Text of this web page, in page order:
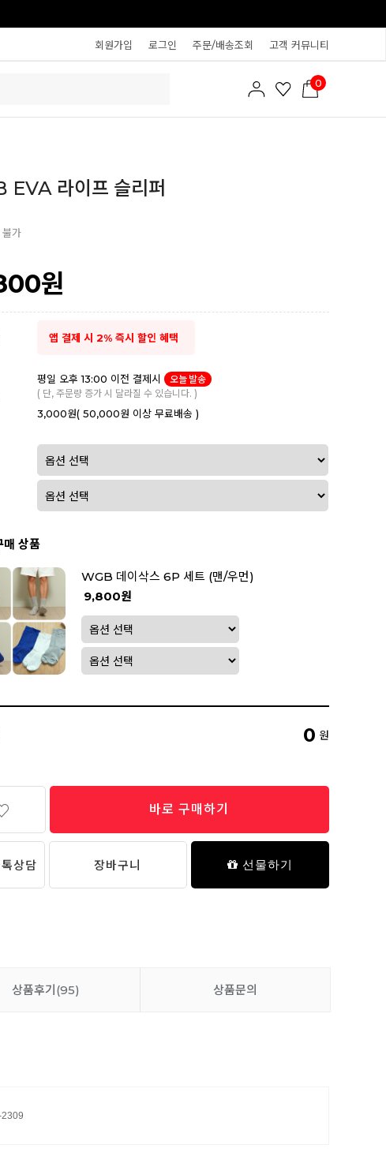
회원가입 로그인 주문/배송조회 고객 커뮤니티
0
EVA 라이프 슬리퍼
가
원
앱 결제 시 2% 즉시 할인 혜택
평일 오후 13:00 이전 결제시
오늘 발송
( 단, 주문량 증가 시 달라질 수 있습니다. )
3,000원( 50,000원 이상 무료배송 )
매 상품
WGB 데이삭스 6P 세트 (맨/우먼)
9,800원
0 원
바로 구매하기
상담 장바구니 선물하기
상품후기(95) 상품문의